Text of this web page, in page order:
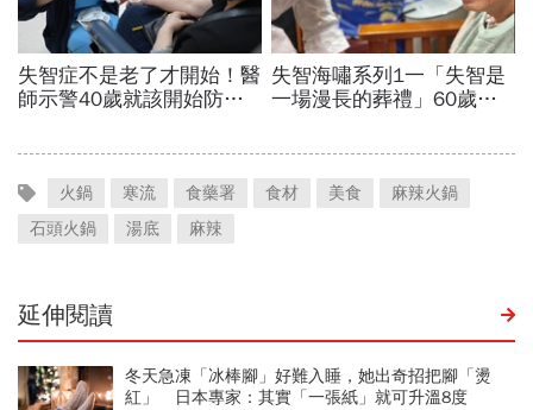
火鍋 寒流 食藥署 食材 美食
麻辣火鍋
石頭火鍋
湯底 麻辣
延伸閱讀
冬天急凍「冰棒腳」好難入睡，她出奇招把腳「燙
紅」 日本專家：其實「一張紙」就可升溫8度